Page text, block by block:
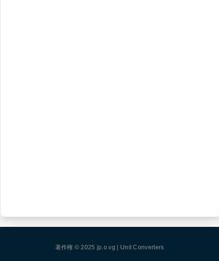
著作権 © 2025 jp.o.vg | Unit Converters